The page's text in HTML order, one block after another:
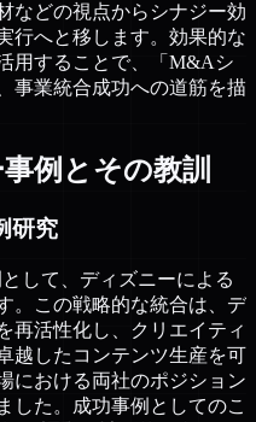
などの視点からシナジー効
行へと移します。効果的な
用することで、「M&Aシ
事業統合成功への道筋を描
例とその教訓
研究
して、ディズニーによる
。この戦略的な統合は、デ
再活性化し、クリエイティ
越したコンテンツ生産を可
における両社のポジション
した。成功事例としてのこ